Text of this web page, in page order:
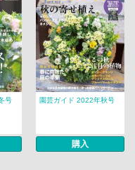
号 園芸ガイド 2022年秋号
購入